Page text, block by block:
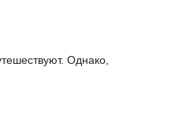
Однако,